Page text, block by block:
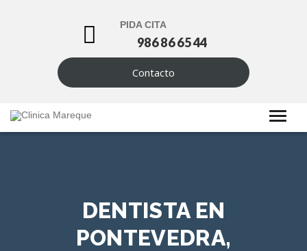
PIDA CITA
986 86 65 44
Contacto
DENTISTA EN
PONTEVEDRA,